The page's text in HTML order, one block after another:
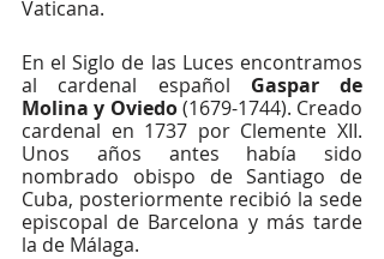
Vaticana.
En el Siglo de las Luces encontramos
al cardenal español Gaspar de
Molina y Oviedo (1679-1744). Creado
cardenal en 1737 por Clemente XII.
Unos años antes había sido
nombrado obispo de Santiago de
Cuba, posteriormente recibió la sede
episcopal de Barcelona y más tarde
la de Málaga.